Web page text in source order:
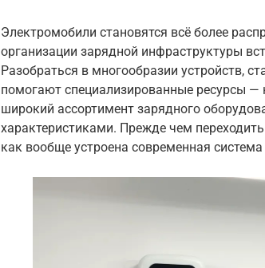
Электромобили становятся всё более
организации зарядной инфраструктуры
Разобраться в многообразии устройств,
помогают специализированные ресурсы —
широкий ассортимент зарядного
характеристиками. Прежде чем
как вообще устроена современная